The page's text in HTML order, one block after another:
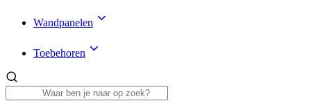
Wandpanelen
Toebehoren